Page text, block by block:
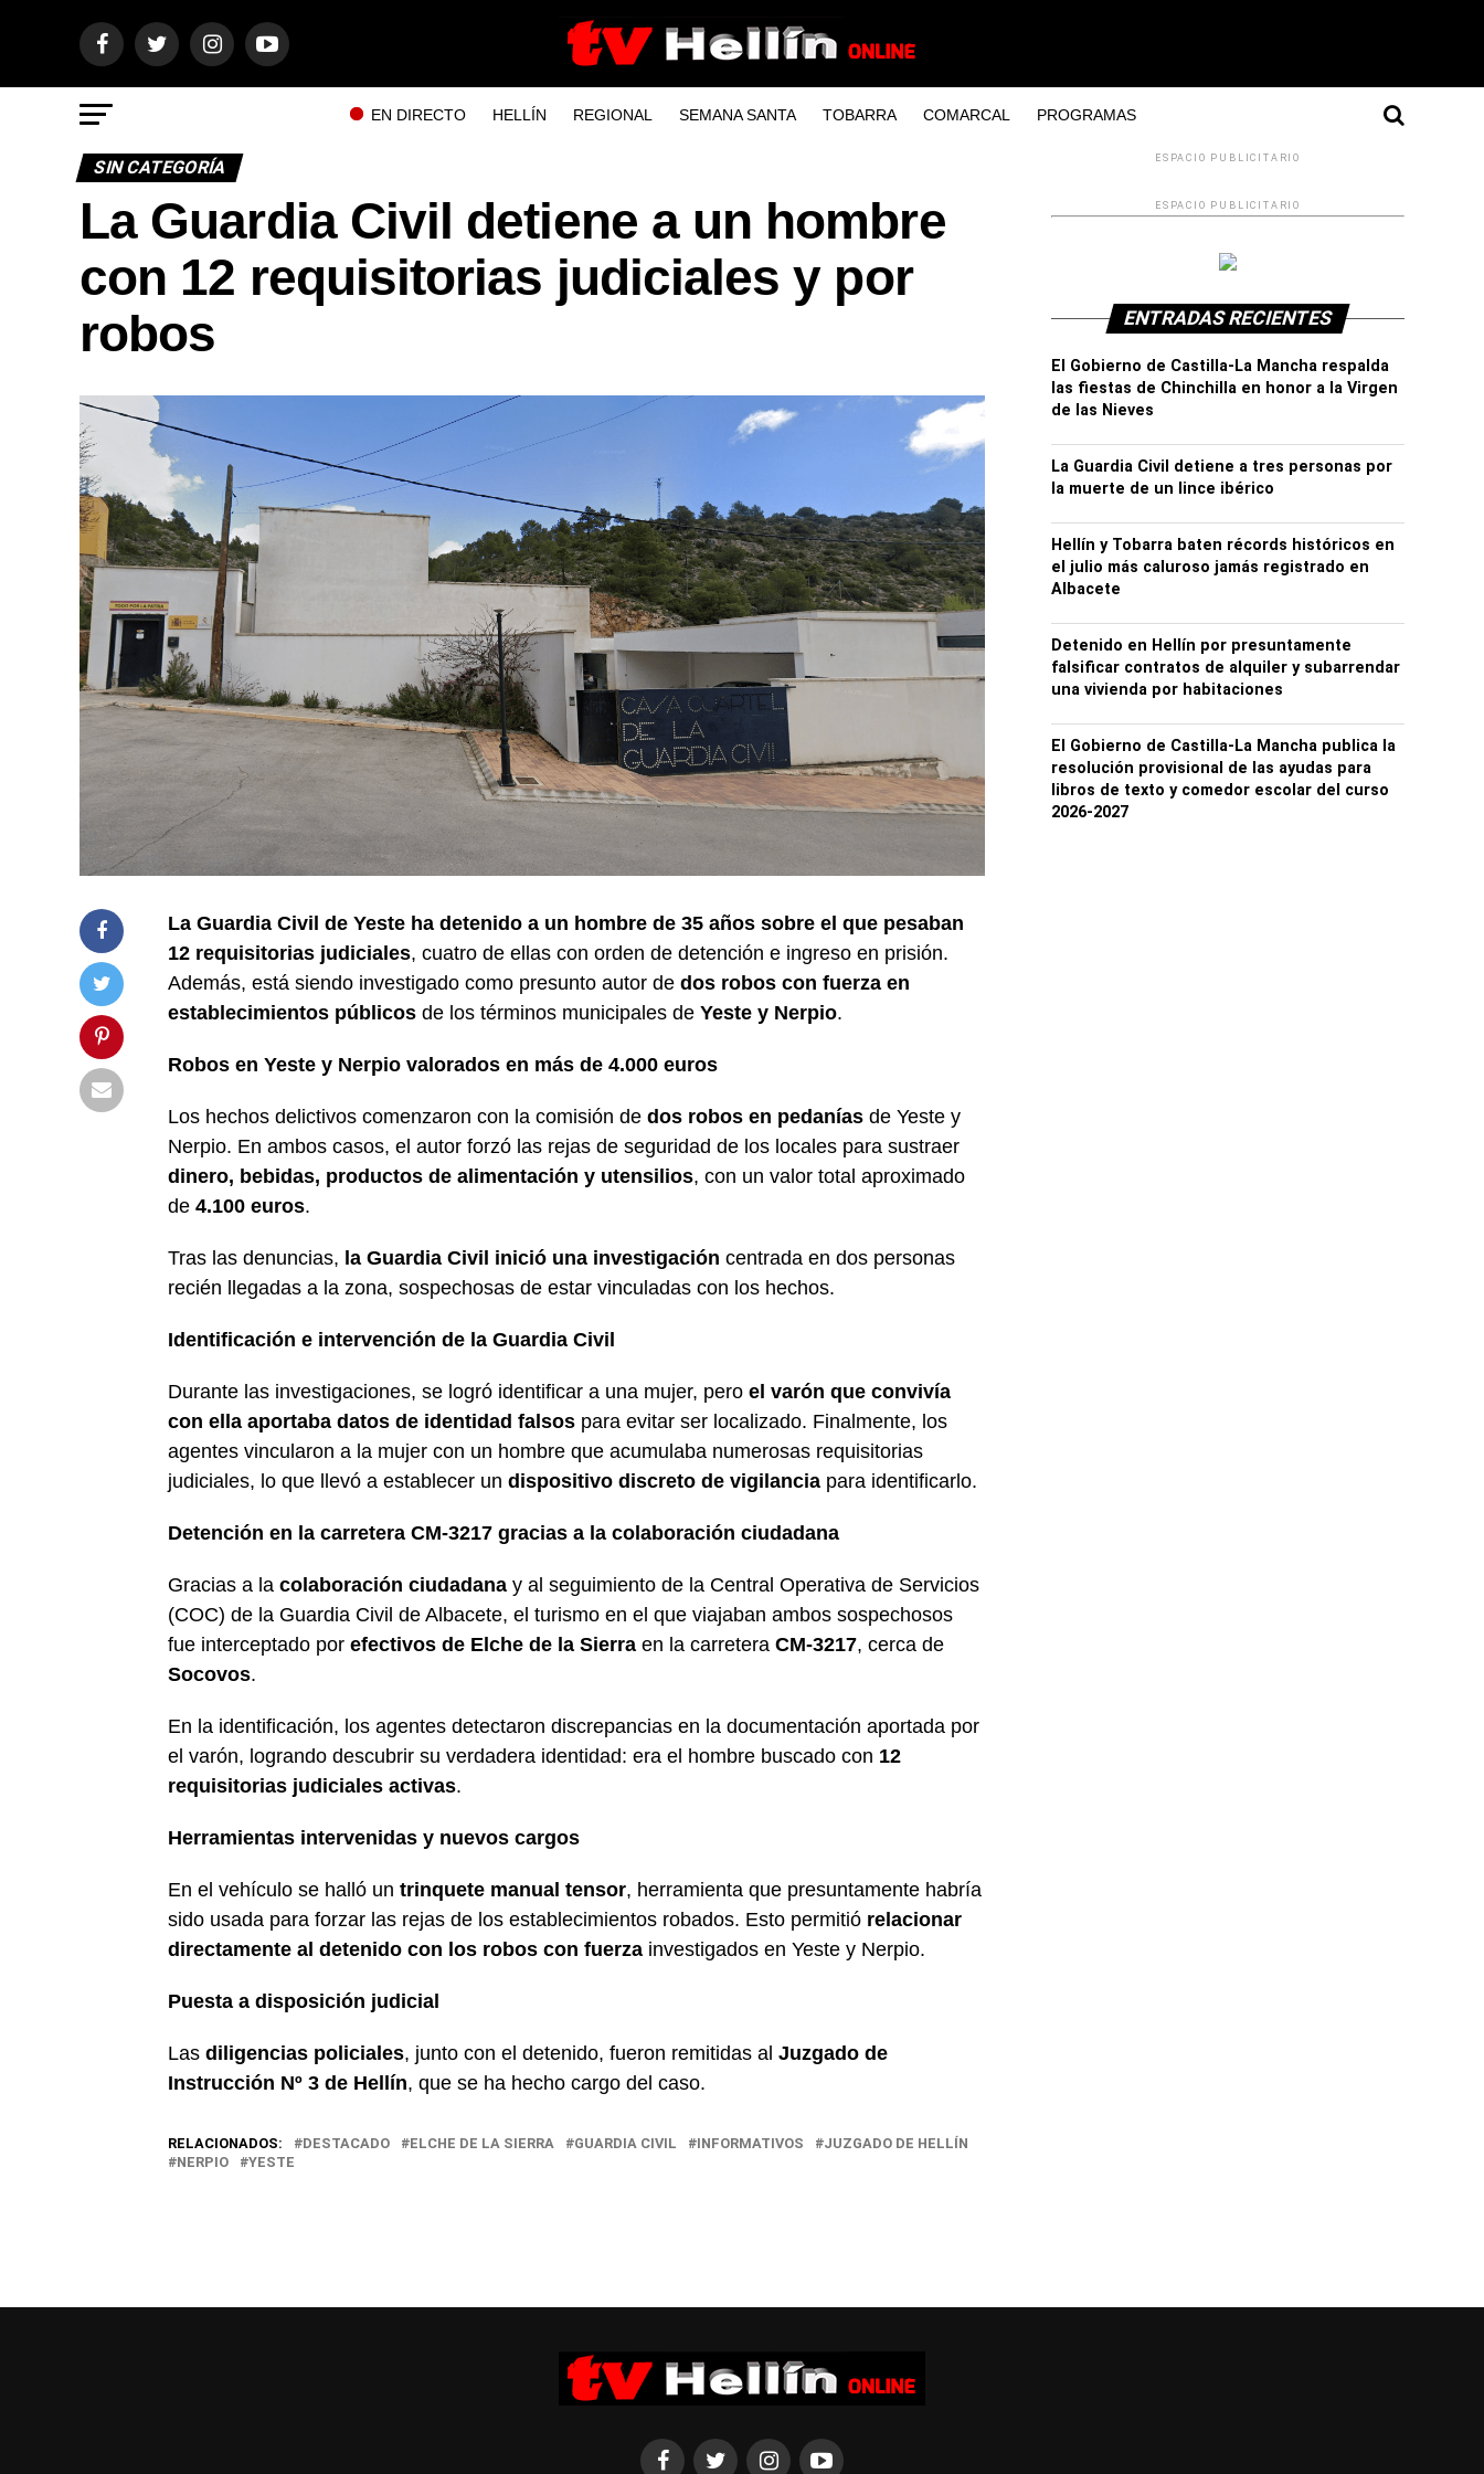
EN DIRECTO HELLÍN REGIONAL SEMANA SANTA TOBARRA COMARCAL PROGRAMAS
SIN CATEGORÍA
La Guardia Civil detiene a un hombre
con 12 requisitorias judiciales y por
robos
La Guardia Civil de Yeste ha detenido a un hombre de 35 años sobre el que pesaban
12 requisitorias judiciales, cuatro de ellas con orden de detención e ingreso en prisión.
Además, está siendo investigado como presunto autor de dos robos con fuerza en
establecimientos públicos de los términos municipales de Yeste y Nerpio.
Robos en Yeste y Nerpio valorados en más de 4.000 euros
Los hechos delictivos comenzaron con la comisión de dos robos en pedanías de Yeste y
Nerpio. En ambos casos, el autor forzó las rejas de seguridad de los locales para sustraer
dinero, bebidas, productos de alimentación y utensilios, con un valor total aproximado
de 4.100 euros.
Tras las denuncias, la Guardia Civil inició una investigación centrada en dos personas
recién llegadas a la zona, sospechosas de estar vinculadas con los hechos.
Identificación e intervención de la Guardia Civil
Durante las investigaciones, se logró identificar a una mujer, pero el varón que convivía
con ella aportaba datos de identidad falsos para evitar ser localizado. Finalmente, los
agentes vincularon a la mujer con un hombre que acumulaba numerosas requisitorias
judiciales, lo que llevó a establecer un dispositivo discreto de vigilancia para identificarlo.
Detención en la carretera CM-3217 gracias a la colaboración ciudadana
Gracias a la colaboración ciudadana y al seguimiento de la Central Operativa de Servicios
(COC) de la Guardia Civil de Albacete, el turismo en el que viajaban ambos sospechosos
fue interceptado por efectivos de Elche de la Sierra en la carretera CM-3217, cerca de
Socovos.
En la identificación, los agentes detectaron discrepancias en la documentación aportada por
el varón, logrando descubrir su verdadera identidad: era el hombre buscado con 12
requisitorias judiciales activas.
Herramientas intervenidas y nuevos cargos
En el vehículo se halló un trinquete manual tensor, herramienta que presuntamente habría
sido usada para forzar las rejas de los establecimientos robados. Esto permitió relacionar
directamente al detenido con los robos con fuerza investigados en Yeste y Nerpio.
Puesta a disposición judicial
Las diligencias policiales, junto con el detenido, fueron remitidas al Juzgado de
Instrucción Nº 3 de Hellín, que se ha hecho cargo del caso.
RELACIONADOS: DESTACADO ELCHE DE LA SIERRA GUARDIA CIVIL INFORMATIVOS
JUZGADO DE HELLÍN
NERPIO
YESTE
ESPACIO PUBLICITARIO
ESPACIO PUBLICITARIO
ENTRADAS RECIENTES
El Gobierno de Castilla-La Mancha respalda
las fiestas de Chinchilla en honor a la Virgen
de las Nieves
La Guardia Civil detiene a tres personas por
la muerte de un lince ibérico
Hellín y Tobarra baten récords históricos en
el julio más caluroso jamás registrado en
Albacete
Detenido en Hellín por presuntamente
falsificar contratos de alquiler y subarrendar
una vivienda por habitaciones
El Gobierno de Castilla-La Mancha publica la
resolución provisional de las ayudas para
libros de texto y comedor escolar del curso
2026-2027